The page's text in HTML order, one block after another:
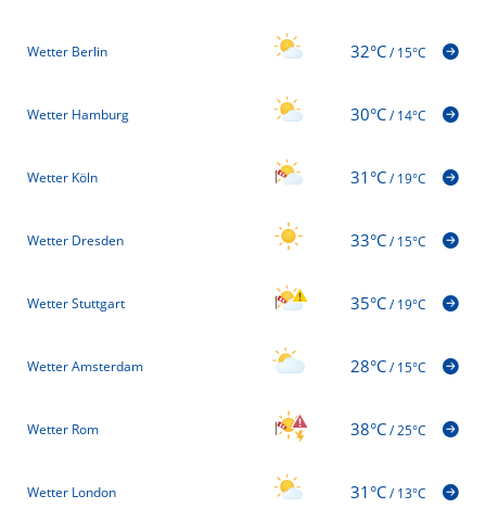
Wetter Berlin 32°C/15°C
Wetter Hamburg 30°C/14°C
Wetter Köln 31°C/19°C
Wetter Dresden 33°C/15°C
Wetter Stuttgart 35°C/19°C
Wetter Amsterdam 28°C/15°C
Wetter Rom 38°C/25°C
Wetter London 31°C/13°C